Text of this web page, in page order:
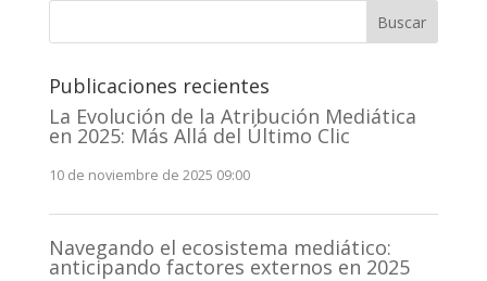
Buscar
Publicaciones recientes
La Evolución de la Atribución Mediática
en 2025: Más Allá del Último Clic
10 de noviembre de 2025 09:00
Navegando el ecosistema mediático:
anticipando factores externos en 2025